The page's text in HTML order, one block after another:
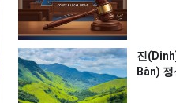
진
Bàn)